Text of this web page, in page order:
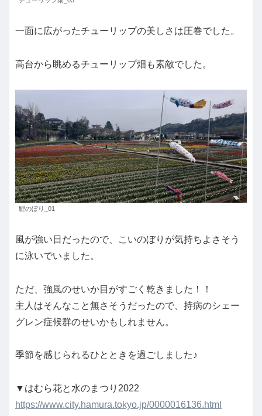
一面に広がったチューリップの美しさは圧巻でした。
高台から眺めるチューリップ畑も素敵でした。
鯉のぼり_01
風が強い日だったので、こいのぼりが気持ちよさそう
に泳いでいました。
ただ、強風のせいか目がすごく乾きました！！
主人はそんなこと無さそうだったので、持病のシェー
グレン症候群のせいかもしれません。
季節を感じられるひとときを過ごしました♪
▼はむら花と水のまつり2022
https://www.city.hamura.tokyo.jp/0000016136.html